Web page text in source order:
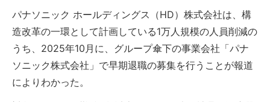
パナソニック ホールディングス（HD）株式会社は、構
造改革の一環として計画している1万人規模の人員削減の
うち、2025年10月に、グループ傘下の事業会社「パナ
ソニック株式会社」で早期退職の募集を行うことが報道
によりわかった。